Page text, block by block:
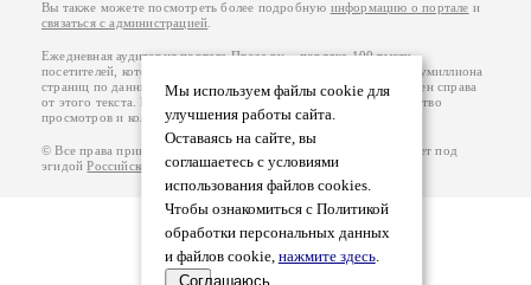
Мы используем файлы cookie для
улучшения работы сайта.
Оставаясь на сайте, вы
соглашаетесь с условиями
использования файлов cookies.
Чтобы ознакомиться с Политикой
обработки персональных данных
и файлов cookie, нажмите здесь.
Соглашаюсь
Вы также можете посмотреть более подробную информацию о портале и
связаться с администрацией
Ежедневная аудитория портала Проза.ру – порядка 100 тысяч
посетителей, которые в общей сумме просматривают более полумиллиона
страниц по данным счетчика посещаемости, который расположен справа
от этого текста. В каждой графе указано по две цифры: количество
просмотров и количество посетителей.
© Все права принадлежат авторам, 2000-2026. Портал работает под
эгидойРоссийского союза писателей.18+